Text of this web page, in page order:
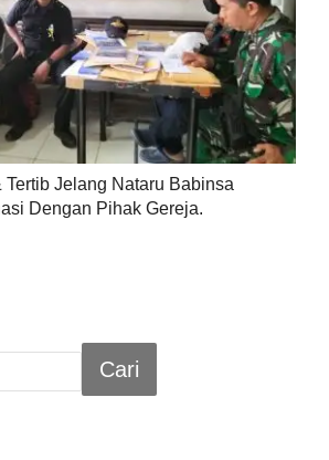
Tertib Jelang Nataru Babinsa
Dengan Pihak Gereja.
Cari